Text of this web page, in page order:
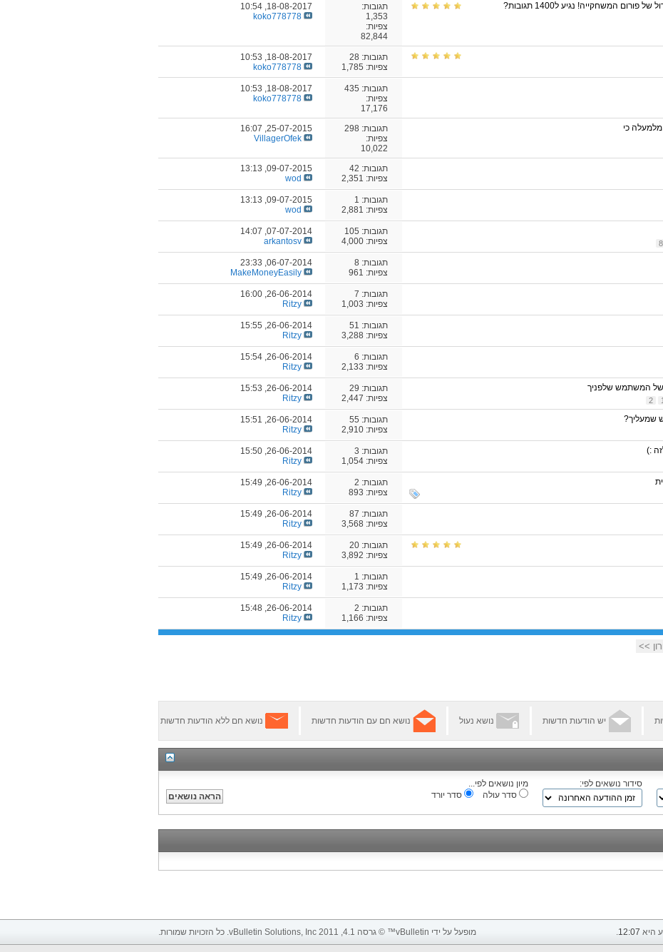
המשחקייה! נגיע ל1400 תגובות?
תגובות:
1,353
צפיות:
82,844
18-08-2017,
10:54
koko778778
תגובות: 28
צפיות: 1,785
18-08-2017,
10:53
koko778778
תגובות: 435
צפיות:
17,176
18-08-2017,
10:53
koko778778
כי
תגובות: 298
צפיות:
10,022
25-07-2015,
16:07
VillagerOfek
תגובות: 42
צפיות: 2,351
09-07-2015,
13:13
wod
תגובות: 1
צפיות: 2,881
09-07-2015,
13:13
wod
8
תגובות: 105
צפיות: 4,000
07-07-2014,
14:07
arkantosv
תגובות: 8
צפיות: 961
06-07-2014,
23:33
MakeMoneyEasily
תגובות: 7
צפיות: 1,003
26-06-2014,
16:00
Ritzy
תגובות: 51
צפיות: 3,288
26-06-2014,
15:55
Ritzy
תגובות: 6
צפיות: 2,133
26-06-2014,
15:54
Ritzy
המשתמש שלפניך
1
2
תגובות: 29
צפיות: 2,447
26-06-2014,
15:53
Ritzy
שמעליך?
תגובות: 55
צפיות: 2,910
26-06-2014,
15:51
Ritzy
:)
תגובות: 3
צפיות: 1,054
26-06-2014,
15:50
Ritzy
תגובות: 2
צפיות: 893
26-06-2014,
15:49
Ritzy
תגובות: 87
צפיות: 3,568
26-06-2014,
15:49
Ritzy
תגובות: 20
צפיות: 3,892
26-06-2014,
15:49
Ritzy
תגובות: 1
צפיות: 1,173
26-06-2014,
15:49
Ritzy
תגובות: 2
צפיות: 1,166
26-06-2014,
15:48
Ritzy
>>
יש הודעות חדשות נושא נעול נושא חם עם הודעות חדשות נושא חם ללא הודעות חדשות
סידור נושאים לפי:
מיון נושאים לפי...
סדר עולה
סדר יורד
12:07
. מופעל על ידי vBulletin™ © גרסה 4.1, 2011 vBulletin Solutions, Inc. כל הזכויות שמורות.